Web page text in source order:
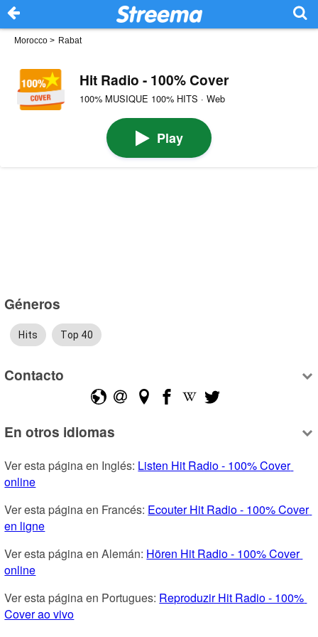
Morocco > Rabat
Hit Radio - 100% Cover
100% MUSIQUE 100% HITS · Web
Play
Géneros
Hits Top 40
Contacto
En otros idiomas
Ver esta página en Inglés: Listen Hit Radio - 100% Cover
online
Ver esta página en Francés: Ecouter Hit Radio - 100% Cover
en ligne
Ver esta página en Alemán: Hören Hit Radio - 100% Cover
online
Ver esta página en Portugues: Reproduzir Hit Radio - 100%
Cover ao vivo